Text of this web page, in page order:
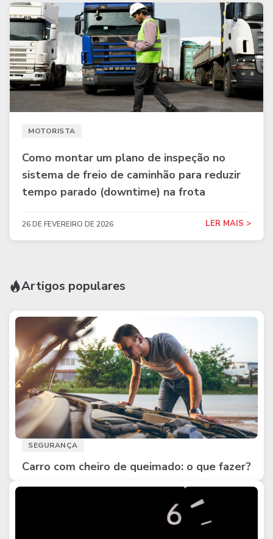
MOTORISTA
Como montar um plano de inspeção no
sistema de freio de caminhão para reduzir
tempo parado (downtime) na frota
26 DE FEVEREIRO DE 2026 LER MAIS >
Artigos populares
SEGURANÇA
Carro com cheiro de queimado: o que fazer?